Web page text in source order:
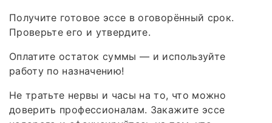
Получите готовое эссе в оговорённый срок.
Проверьте его и утвердите.
Оплатите остаток суммы — и используйте
работу по назначению!
Не тратьте нервы и часы на то, что можно
доверить профессионалам. Закажите эссе